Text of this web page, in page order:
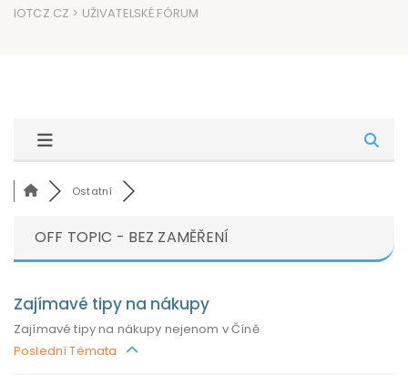
IOTCZ.CZ > UŽIVATELSKÉ FÓRUM
Ostatní
OFF TOPIC - BEZ ZAMĚŘENÍ
Zajímavé tipy na nákupy
Zajímavé tipy na nákupy nejenom v Číně
Poslední Témata